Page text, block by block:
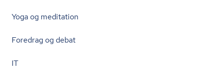
Yoga og meditation
Foredrag og debat
IT